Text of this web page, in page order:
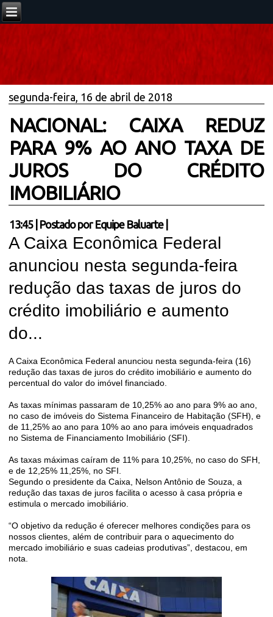
segunda-feira, 16 de abril de 2018
NACIONAL: CAIXA REDUZ
PARA 9% AO ANO TAXA DE
JUROS DO CRÉDITO
IMOBILIÁRIO
13:45| Postado por Equipe Baluarte
A Caixa Econômica Federal
anunciou nesta segunda-feira
redução das taxas de juros do
crédito imobiliário e aumento
do...
A Caixa Econômica Federal anunciou nesta segunda-feira (16)
redução das taxas de juros do crédito imobiliário e aumento do
percentual do valor do imóvel financiado.
As taxas mínimas passaram de 10,25% ao ano para 9% ao ano,
no caso de imóveis do Sistema Financeiro de Habitação (SFH), e
de 11,25% ao ano para 10% ao ano para imóveis enquadrados
no Sistema de Financiamento Imobiliário (SFI).
As taxas máximas caíram de 11% para 10,25%, no caso do SFH,
e de 12,25% 11,25%, no SFI.
Segundo o presidente da Caixa, Nelson Antônio de Souza, a
redução das taxas de juros facilita o acesso à casa própria e
estimula o mercado imobiliário.
“O objetivo da redução é oferecer melhores condições para os
nossos clientes, além de contribuir para o aquecimento do
mercado imobiliário e suas cadeias produtivas”, destacou, em
nota.